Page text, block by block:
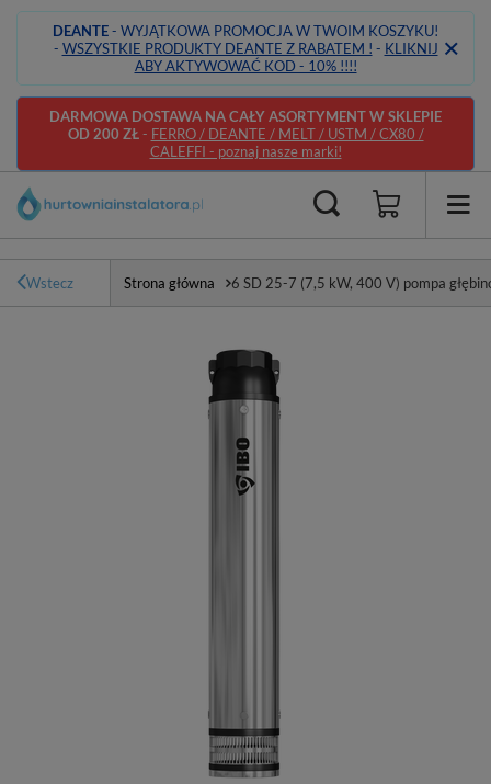
DEANTE- WYJĄTKOWA PROMOCJA W TWOIM KOSZYKU!
- WSZYSTKIE PRODUKTY DEANTE Z RABATEM ! - KLIKNIJ
ABY AKTYWOWAĆ KOD - 10% !!!!
DARMOWA DOSTAWA NA CAŁY ASORTYMENT W SKLEPIE
OD 200 ZŁ- FERRO / DEANTE / MELT / USTM / CX80 /
CALEFFI - poznaj nasze marki!
Wstecz Strona główna 6 SD 25-7 (7,5 kW, 400 V) pompa